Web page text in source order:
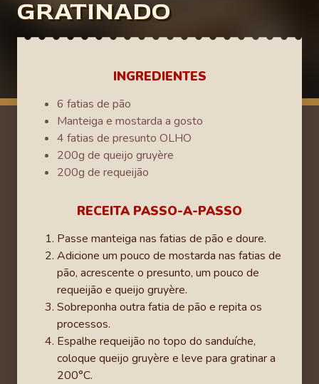
GRATINADO
INGREDIENTES
6 fatias de pão
Manteiga e mostarda a gosto
4 fatias de presunto OLHO
200g de queijo gruyère
200g de requeijão
RECEITA PASSO-A-PASSO
Passe manteiga nas fatias de pão e doure.
Adicione um pouco de mostarda nas fatias de
pão, acrescente o presunto, um pouco de
requeijão e queijo gruyère.
Sobreponha outra fatia de pão e repita os
processos.
Espalhe requeijão no topo do sanduíche,
coloque queijo gruyère e leve para gratinar a
200°C.